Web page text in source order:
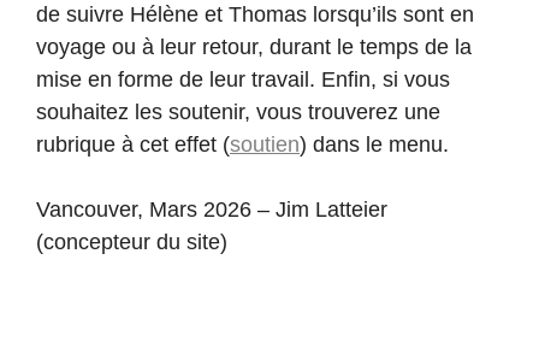
de suivre Hélène et Thomas lorsqu’ils sont en
voyage ou à leur retour, durant le temps de la
mise en forme de leur travail. Enfin, si vous
souhaitez les soutenir, vous trouverez une
rubrique à cet effet (soutien) dans le menu.
Vancouver, Mars 2026 – Jim Latteier
(concepteur du site)